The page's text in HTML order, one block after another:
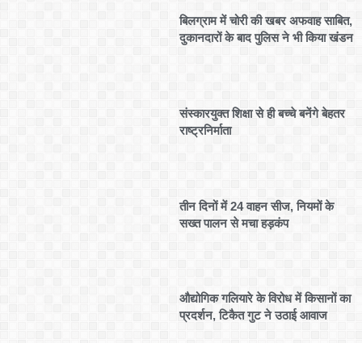
बिलग्राम में चोरी की खबर अफवाह साबित,
दुकानदारों के बाद पुलिस ने भी किया खंडन
संस्कारयुक्त शिक्षा से ही बच्चे बनेंगे बेहतर
राष्ट्रनिर्माता
तीन दिनों में 24 वाहन सीज, नियमों के
सख्त पालन से मचा हड़कंप
औद्योगिक गलियारे के विरोध में किसानों का
प्रदर्शन, टिकैत गुट ने उठाई आवाज